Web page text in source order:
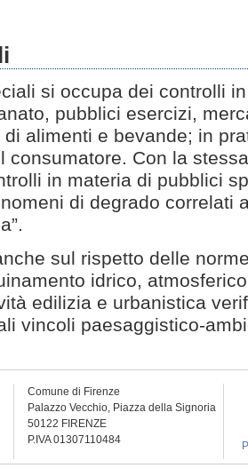
si occupa dei controlli
pubblici esercizi,
alimenti e bevande; in
consumatore. Con la
in materia di pubblici
di degrado correlati
sul rispetto delle
idrico,
edilizia e urbanistica
vincoli paesaggistico-
Comune di Firenze
Palazzo Vecchio, Piazza della Signoria
50122 FIRENZE
P.IVA 01307110484